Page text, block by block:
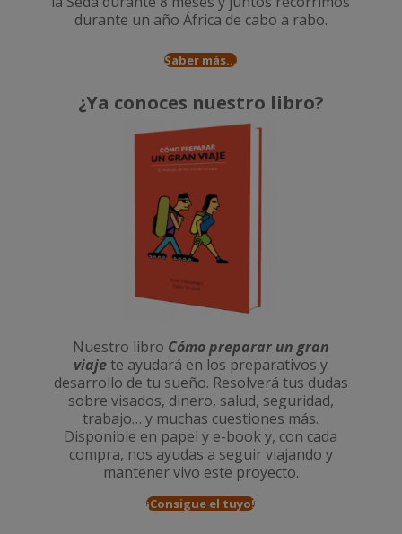
durante un año África de cabo a rabo.
Saber más...
¿Ya conoces nuestro libro?
Nuestro libro Cómo preparar un gran
viajete ayudará en los preparativos y
desarrollo de tu sueño. Resolverá tus dudas
sobre visados, dinero, salud, seguridad,
trabajo… y muchas cuestiones más.
Disponible en papel y e-book y, con cada
compra, nos ayudas a seguir viajando y
mantener vivo este proyecto.
¡Consigue el tuyo!